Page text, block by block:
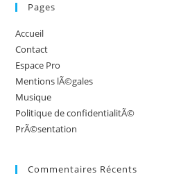
Pages
Accueil
Contact
Espace Pro
Mentions lÃ©gales
Musique
Politique de confidentialitÃ©
PrÃ©sentation
Commentaires Récents